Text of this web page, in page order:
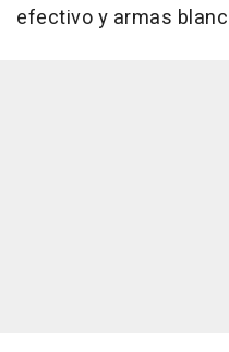
efectivo y armas